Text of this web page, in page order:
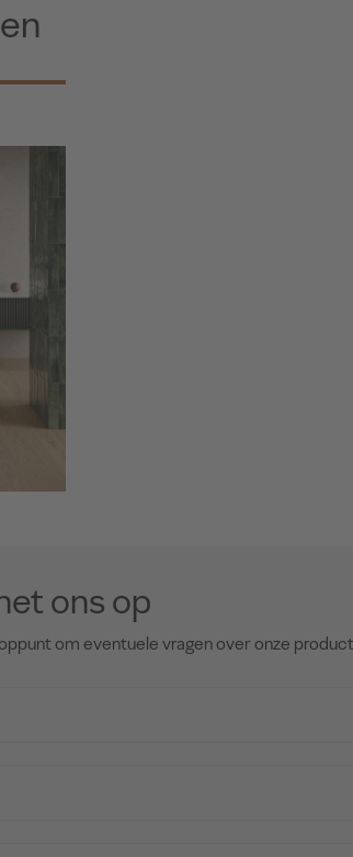
ons op
om eventuele vragen over onze